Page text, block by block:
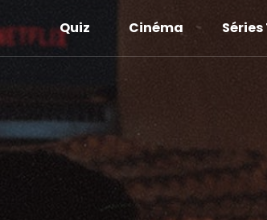
Quiz Cinéma Séries